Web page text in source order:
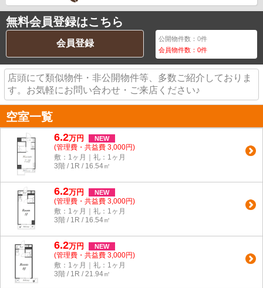
無料会員登録はこちら
会員登録 公開物件数：0件
会員物件数：0件
店頭にて類似物件・非公開物件等、多数ご紹介しておりま
す。お気軽にお問い合わせ・ご来店ください♪
空室一覧
6.2万円 NEW
(管理費・共益費 3,000円)
敷：1ヶ月｜礼：1ヶ月
3階 / 1R / 16.54㎡
6.2万円 NEW
(管理費・共益費 3,000円)
敷：1ヶ月｜礼：1ヶ月
3階 / 1R / 16.54㎡
6.2万円 NEW
(管理費・共益費 3,000円)
敷：1ヶ月｜礼：1ヶ月
3階 / 1R / 21.94㎡